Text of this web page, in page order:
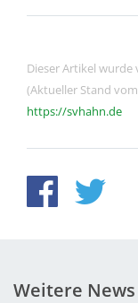
Dieser Artikel wurde
(Aktueller Stand
https://svhahn.de
Weitere News